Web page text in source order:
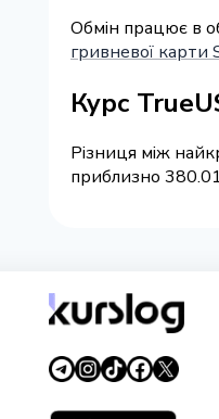
Обмін працює в
гривневої карти
Курс
Різниця між
приблизно